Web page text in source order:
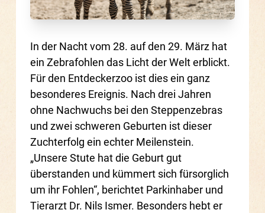
In der Nacht vom 28. auf den 29. März hat
ein Zebrafohlen das Licht der Welt erblickt.
Für den Entdeckerzoo ist dies ein ganz
besonderes Ereignis. Nach drei Jahren
ohne Nachwuchs bei den Steppenzebras
und zwei schweren Geburten ist dieser
Zuchterfolg ein echter Meilenstein.
„Unsere Stute hat die Geburt gut
überstanden und kümmert sich fürsorglich
um ihr Fohlen“, berichtet Parkinhaber und
Tierarzt Dr. Nils Ismer. Besonders hebt er